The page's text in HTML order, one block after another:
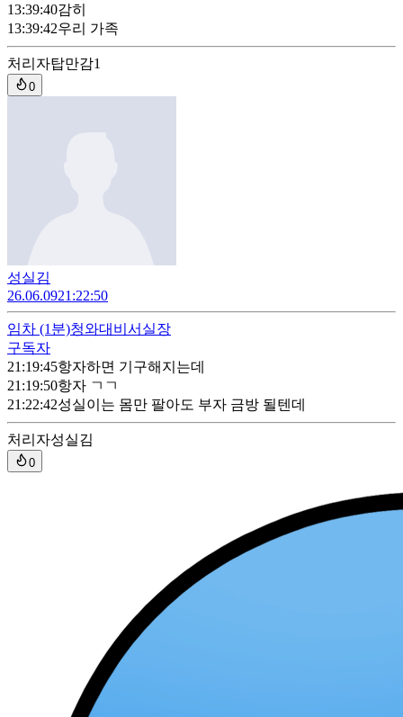
13:39:40감히
13:39:42우리 가족
처리자탑만감1
0
성실김
26.06.0921:22:50
임차 (1분)청와대비서실장
구독자
21:19:45항자하면 기구해지는데
21:19:50항자 ㄱㄱ
21:22:42성실이는 몸만 팔아도 부자 금방 될텐데
처리자성실김
0